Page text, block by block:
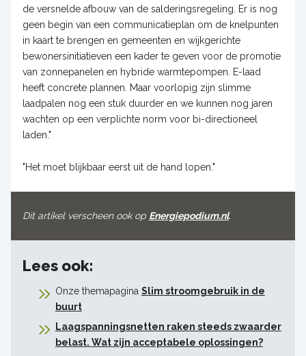
de versnelde afbouw van de salderingsregeling. Er is nog
geen begin van een communicatieplan om de knelpunten
in kaart te brengen en gemeenten en wijkgerichte
bewonersinitiatieven een kader te geven voor de promotie
van zonnepanelen en hybride warmtepompen. E-laad
heeft concrete plannen. Maar voorlopig zijn slimme
laadpalen nog een stuk duurder en we kunnen nog jaren
wachten op een verplichte norm voor bi-directioneel
laden."
"Het moet blijkbaar eerst uit de hand lopen."
Dit artikel verscheen ook op Energiepodium.nl.
Lees ook:
Onze themapagina Slim stroomgebruik in de
buurt
Laagspanningsnetten raken steeds zwaarder
belast. Wat zijn acceptabele oplossingen?